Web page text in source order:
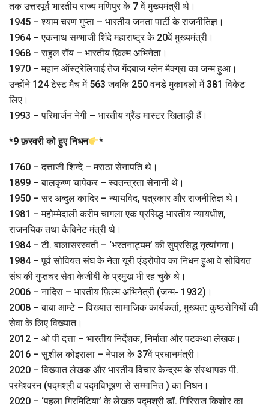
तक उत्तरपूर्व भारतीय राज्य मणिपुर के 7 वें मुख्यमंत्री थे।
1945 – श्याम चरण गुप्ता – भारतीय जनता पार्टी के राजनीतिज्ञ।
1964 – एकनाथ सम्भाजी शिंदे महाराष्ट्र के 20वें मुख्यमंत्री।
1968 – राहुल रॉय – भारतीय फ़िल्म अभिनेता।
1970 – महान ऑस्ट्रेलियाई तेज गेंदबाज ग्लेन मैक्ग्रा का जन्म हुआ।
उन्होंने 124 टेस्ट मैच में 563 जबकि 250 वनडे मुकाबलों में 381 विकेट
लिए।
1993 – परिमार्जन नेगी – भारतीय ग्रैंड मास्टर खिलाड़ी हैं।
*9 फ़रवरी को हुए निधन *
1760 – दत्ताजी शिन्दे – मराठा सेनापति थे।
1899 – बालकृष्ण चापेकर – स्वतन्त्रता सेनानी थे।
1950 – सर अब्दुल कादिर – न्यायविद, पत्रकार और राजनीतिज्ञ थे।
1981 – महोम्मेदाली करीम चागला एक प्रसिद्ध भारतीय न्यायधीश,
राजनयिक तथा कैबिनेट मंत्री थे।
1984 – टी. बालासरस्वती – ‘भरतनाट्यम’ की सुप्रसिद्ध नृत्यांगना।
1984 – पूर्व सोवियत संघ के नेता यूरी एंड्रोपोव का निधन हुआ वे सोवियत
संघ की गुप्तचर सेवा केजीबी के प्रमुख भी रह चुके थे।
2006 – नादिरा – भारतीय फ़िल्म अभिनेत्री (जन्म- 1932)।
2008 – बाबा आम्टे – विख्यात सामाजिक कार्यकर्ता, मुख्‍यत: कुष्‍ठरोगियों की
सेवा के लिए विख्‍यात।
2012 – ओ पी दत्ता – भारतीय निर्देशक, निर्माता और पटकथा लेखक।
2016 – सुशील कोइराला – नेपाल के 37वें प्रधानमंत्री।
2020 – विख्‍यात लेखक और भारतीय विचार केन्‍द्रम के संस्‍थापक पी.
परमेश्‍वरन (पद्मश्री व पद्मविभूषण से सम्मानित ) का निधन।
2020 – ‘पहला गिरमिटिया’ के लेखक पद्मश्री डॉ. गिरिराज किशोर का